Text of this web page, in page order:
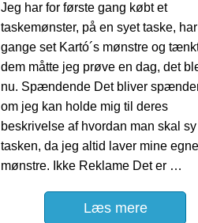
Jeg har for første gang købt et
taskemønster, på en syet taske,
gange set Kartó´s mønstre og
dem måtte jeg prøve en dag, det
nu. Spændende Det bliver
om jeg kan holde mig til deres
beskrivelse af hvordan man skal sy
tasken, da jeg altid laver mine egne
mønstre. Ikke Reklame Det er …
Læs mere